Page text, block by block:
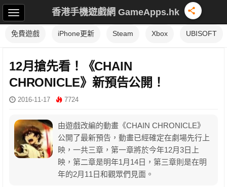
香港手機遊戲網 GameApps.hk
免費遊戲 iPhone更新 Steam Xbox UBISOFT
12月搶先看！《CHAIN
CHRONICLE》新預告公開！
2016-11-17 7724
由遊戲改編的動畫《CHAIN CHRONICLE》
公開了最新預告，動畫已經確定在劇場先行上
映，一共三章，第一章將於今年12月3日上
映，第二章是明年1月14日，第三章則是在明
年的2月11日和觀眾們見面。